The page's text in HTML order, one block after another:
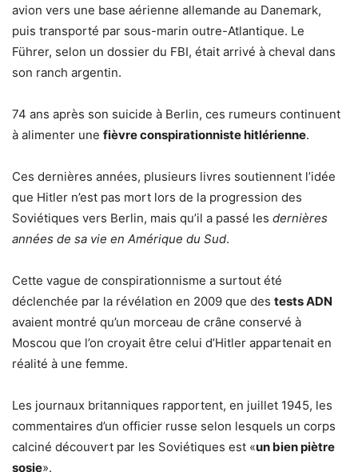
avion vers une base aérienne allemande au Danemark,
puis transporté par sous-marin outre-Atlantique. Le
Führer, selon un dossier du FBI, était arrivé à cheval dans
son ranch argentin.
74 ans après son suicide à Berlin, ces rumeurs continuent
à alimenter une fièvre conspirationniste hitlérienne.
Ces dernières années, plusieurs livres soutiennent l’idée
que Hitler n’est pas mort lors de la progression des
Soviétiques vers Berlin, mais qu’il a passé les dernières
années de sa vie en Amérique du Sud.
Cette vague de conspirationnisme a surtout été
déclenchée par la révélation en 2009 que des tests ADN
avaient montré qu’un morceau de crâne conservé à
Moscou que l’on croyait être celui d’Hitler appartenait en
réalité à une femme.
Les journaux britanniques rapportent, en juillet 1945, les
commentaires d’un officier russe selon lesquels un corps
calciné découvert par les Soviétiques est «un bien piètre
sosie».